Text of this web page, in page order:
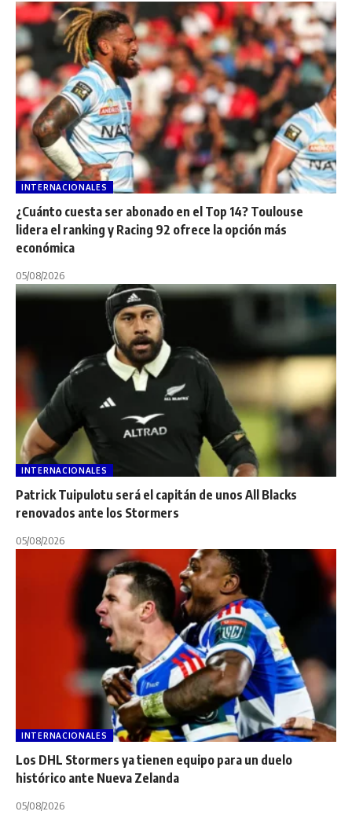
INTERNACIONALES
¿Cuánto cuesta ser abonado en el Top 14? Toulouse
lidera el ranking y Racing 92 ofrece la opción más
económica
05/08/2026
INTERNACIONALES
Patrick Tuipulotu será el capitán de unos All Blacks
renovados ante los Stormers
05/08/2026
INTERNACIONALES
Los DHL Stormers ya tienen equipo para un duelo
histórico ante Nueva Zelanda
05/08/2026